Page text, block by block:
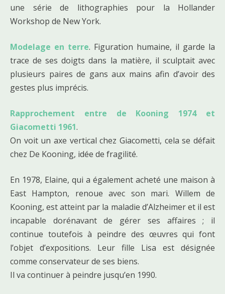
une série de lithographies pour la Hollander
Workshop de New York.
Modelage en terre. Figuration humaine, il garde la
trace de ses doigts dans la matière, il sculptait avec
plusieurs paires de gans aux mains afin d’avoir des
gestes plus imprécis.
Rapprochement entre de Kooning 1974 et
Giacometti 1961.
On voit un axe vertical chez Giacometti, cela se défait
chez De Kooning, idée de fragilité.
En 1978, Elaine, qui a également acheté une maison à
East Hampton, renoue avec son mari. Willem de
Kooning, est atteint par la maladie d’Alzheimer et il est
incapable dorénavant de gérer ses affaires ; il
continue toutefois à peindre des œuvres qui font
l’objet d’expositions. Leur fille Lisa est désignée
comme conservateur de ses biens.
Il va continuer à peindre jusqu’en 1990.